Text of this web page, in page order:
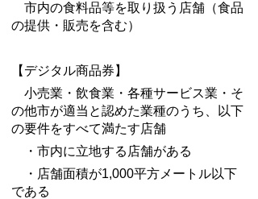
市内の食料品等を取り扱う店舗（食品
の提供・販売を含む）
【デジタル商品券】
小売業・飲食業・各種サービス業・そ
の他市が適当と認めた業種のうち、以下
の要件をすべて満たす店舗
・市内に立地する店舗がある
・店舗面積が1,000平方メートル以下
である